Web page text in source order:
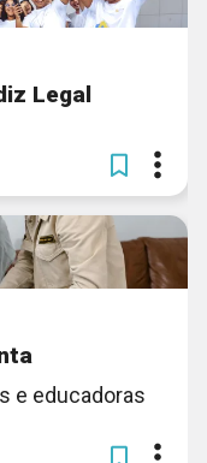
Legal
e educadoras